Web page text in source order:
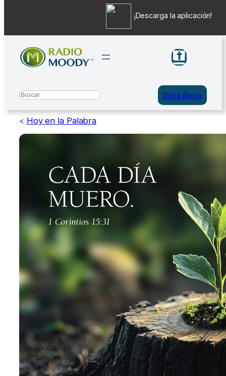
contenido
Search Dona Ahora
< Hoy en la Palabra
¡Descarga la aplicación!